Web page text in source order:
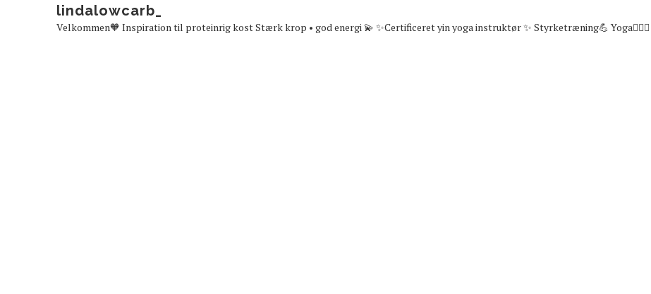
lindalowcarb_
Velkommen🧡 Inspiration til proteinrig kostStærk krop • god energi 💫 ✨Certificeret yin yoga instruktør ✨ Styrketræning💪 Yoga🧘🏼‍♀️